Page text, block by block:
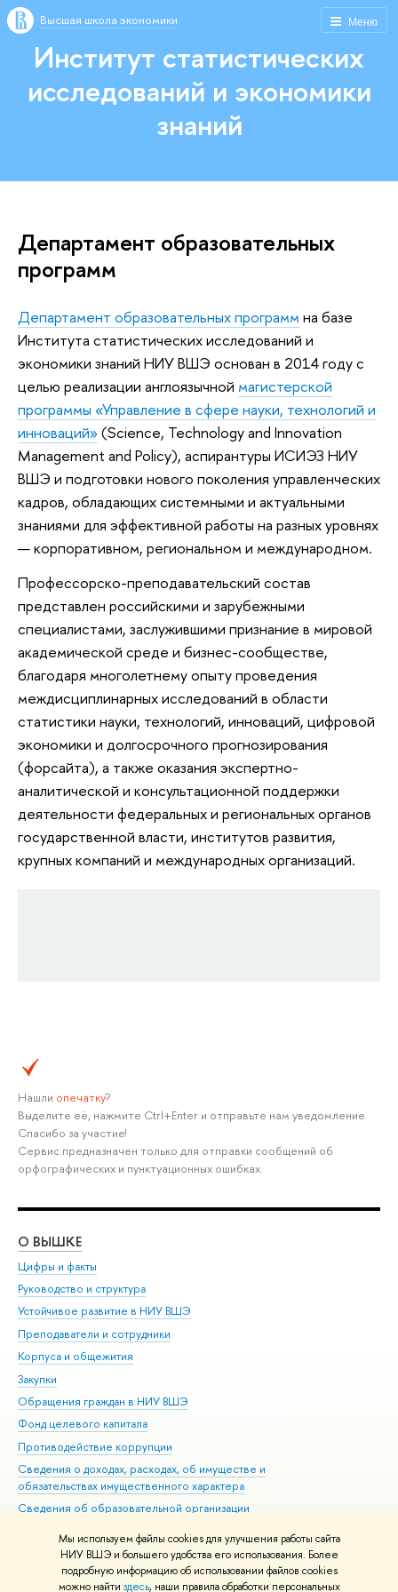
Мы используем файлы cookies для улучшения работы сайта
НИУ ВШЭ и большего удобства его использования. Более
подробную информацию об использовании файлов cookies
можно найти здесь, наши правила обработки персональных
Меню
Высшая школа экономики
Институт статистических
исследований и экономики
знаний
Департамент образовательных
программ
Департамент образовательных программ на базе
Института статистических исследований и
экономики знаний НИУ ВШЭ основан в 2014 году c
целью реализации англоязычной магистерской
программы «Управление в сфере науки, технологий и
инноваций»(Science, Technology and Innovation
Management and Policy), аспирантуры ИСИЭЗ НИУ
ВШЭ и подготовки нового поколения управленческих
кадров, обладающих системными и актуальными
знаниями для эффективной работы на разных уровнях
— корпоративном, региональном и международном.
Профессорско-преподавательский состав
представлен российскими и зарубежными
специалистами, заслужившими признание в мировой
академической среде и бизнес-сообществе,
благодаря многолетнему опыту проведения
междисциплинарных исследований в области
статистики науки, технологий, инноваций, цифровой
экономики и долгосрочного прогнозирования
(форсайта), а также оказания экспертно-
аналитической и консультационной поддержки
деятельности федеральных и региональных органов
государственной власти, институтов развития,
крупных компаний и международных организаций.
Нашли опечатку?
Выделите её, нажмите Ctrl+Enter и отправьте нам уведомление.
Спасибо за участие!
Сервис предназначен только для отправки сообщений об
орфографических и пунктуационных ошибках.
О ВЫШКЕ
Цифры и факты
Руководство и структура
Устойчивое развитие в НИУ ВШЭ
Преподаватели и сотрудники
Корпуса и общежития
Закупки
Обращения граждан в НИУ ВШЭ
Фонд целевого капитала
Противодействие коррупции
Сведения о доходах, расходах, об имуществе и
обязательствах имущественного характера
Сведения об образовательной организации
Людям с ограниченными возможностями здоровья
Единая платежная страница
Работа в Вышке